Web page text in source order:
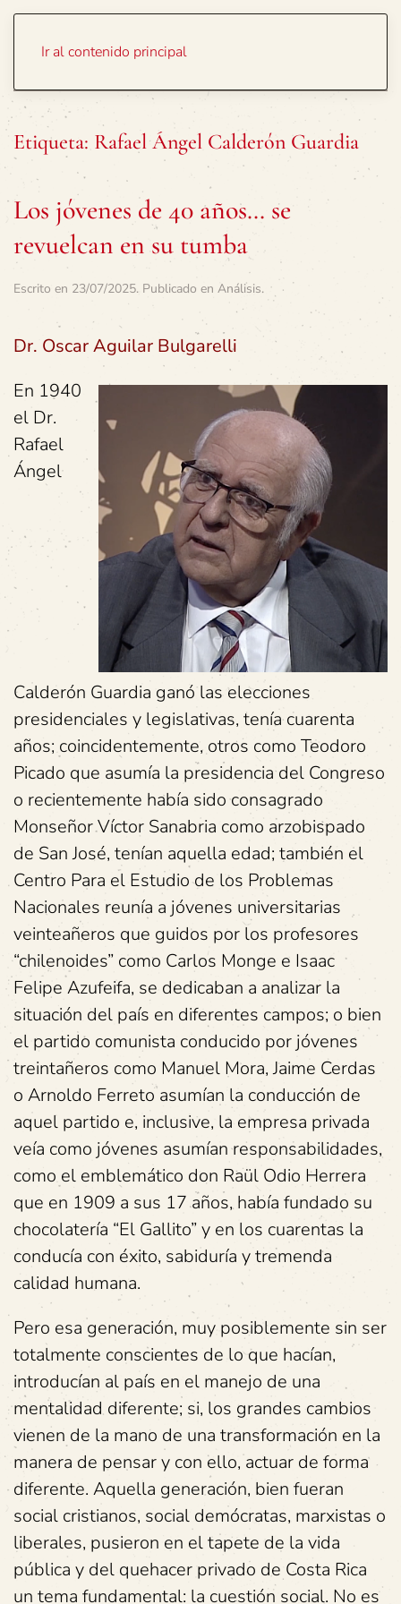
Ir al contenido principal
Etiqueta: Rafael Ángel Calderón Guardia
Los jóvenes de 40 años… se
revuelcan en su tumba
Escrito en 23/07/2025. Publicado en Análisis.
Dr. Oscar Aguilar Bulgarelli
En 1940
el Dr.
Rafael
Ángel
Calderón Guardia ganó las elecciones
presidenciales y legislativas, tenía cuarenta
años; coincidentemente, otros como Teodoro
Picado que asumía la presidencia del Congreso
o recientemente había sido consagrado
Monseñor Víctor Sanabria como arzobispado
de San José, tenían aquella edad; también el
Centro Para el Estudio de los Problemas
Nacionales reunía a jóvenes universitarias
veinteañeros que guidos por los profesores
“chilenoides” como Carlos Monge e Isaac
Felipe Azufeifa, se dedicaban a analizar la
situación del país en diferentes campos; o bien
el partido comunista conducido por jóvenes
treintañeros como Manuel Mora, Jaime Cerdas
o Arnoldo Ferreto asumían la conducción de
aquel partido e, inclusive, la empresa privada
veía como jóvenes asumían responsabilidades,
como el emblemático don Raül Odio Herrera
que en 1909 a sus 17 años, había fundado su
chocolatería “El Gallito” y en los cuarentas la
conducía con éxito, sabiduría y tremenda
calidad humana.
Pero esa generación, muy posiblemente sin ser
totalmente conscientes de lo que hacían,
introducían al país en el manejo de una
mentalidad diferente; si, los grandes cambios
vienen de la mano de una transformación en la
manera de pensar y con ello, actuar de forma
diferente. Aquella generación, bien fueran
social cristianos, social demócratas, marxistas o
liberales, pusieron en el tapete de la vida
pública y del quehacer privado de Costa Rica
un tema fundamental: la cuestión social. No es